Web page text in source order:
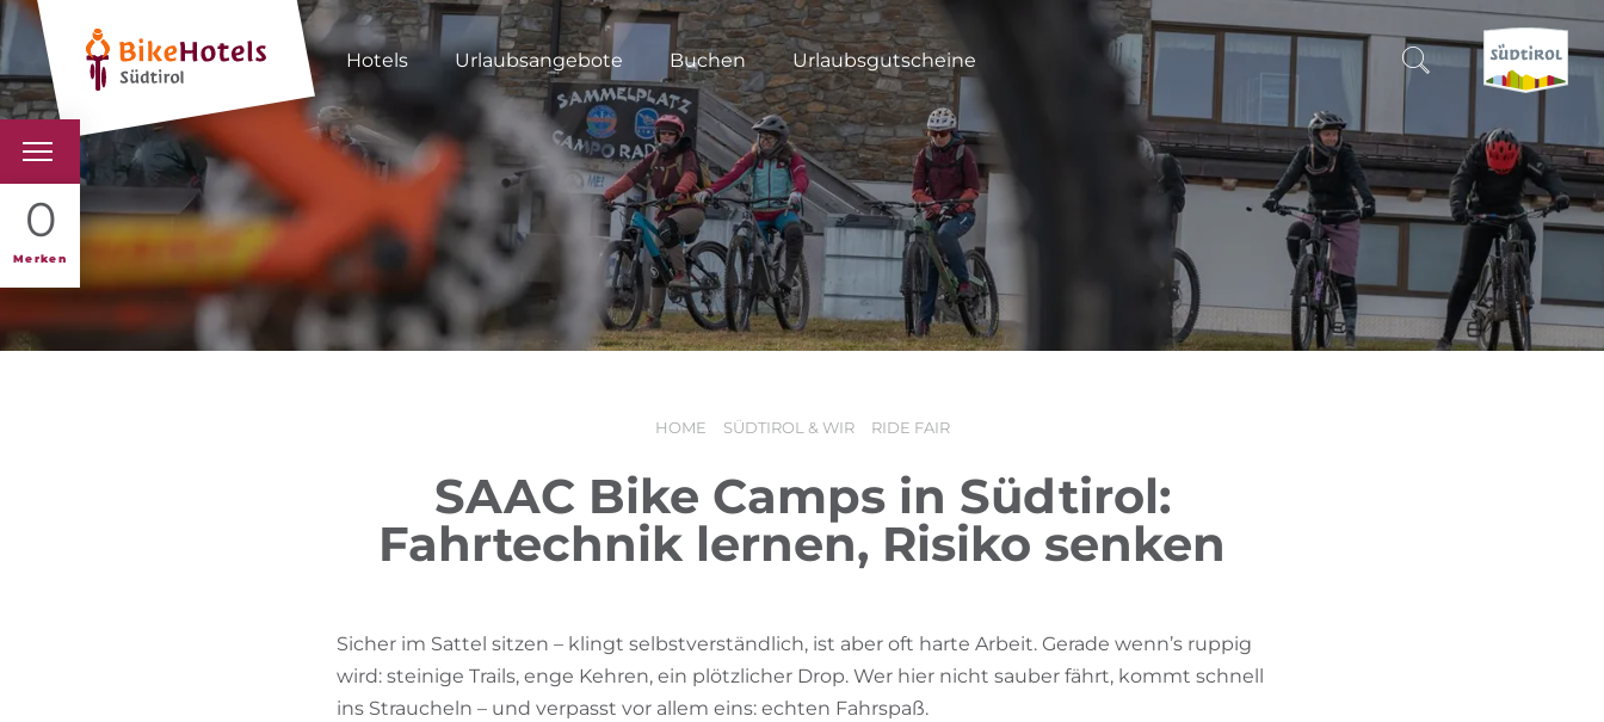
Hotels Urlaubsangebote Buchen Urlaubsgutscheine
0
Merken
BIKEHOTELS
HOTELS & PAKETE
TOUREN & REVIERE
SUCHEN & BUCHEN
ENTDECKE SÜDTIROL
WANN?
HOME SÜDTIROL & WIR RIDE FAIR
SAAC Bike Camps in Südtirol:
Fahrtechnik lernen, Risiko senken
Sicher im Sattel sitzen – klingt selbstverständlich, ist aber oft harte Arbeit. Gerade wenn’s ruppig
wird: steinige Trails, enge Kehren, ein plötzlicher Drop. Wer hier nicht sauber fährt, kommt schnell
ins Straucheln – und verpasst vor allem eins: echten Fahrspaß.